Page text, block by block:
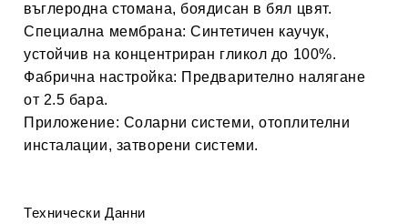
въглеродна стомана, боядисан в бял цвят.
Специална мембрана: Синтетичен каучук,
устойчив на концентриран гликол до 100%.
Фабрична настройка: Предварително налягане
от 2.5 бара.
Приложение: Соларни системи, отоплителни
инсталации, затворени системи.
Технически Данни